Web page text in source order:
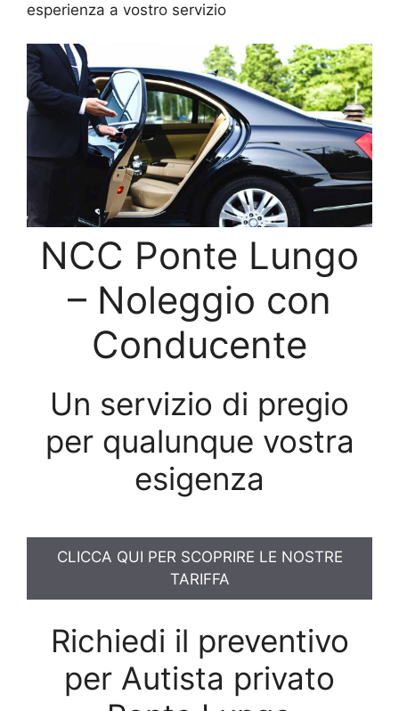
esperienza a vostro servizio
NCC Ponte Lungo
– Noleggio con
Conducente
Un servizio di pregio
per qualunque vostra
esigenza
CLICCA QUI PER SCOPRIRE LE NOSTRE
TARIFFA
Richiedi il preventivo
per Autista privato